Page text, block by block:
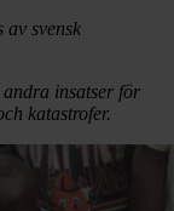
svensk
insatser för
katastrofer.